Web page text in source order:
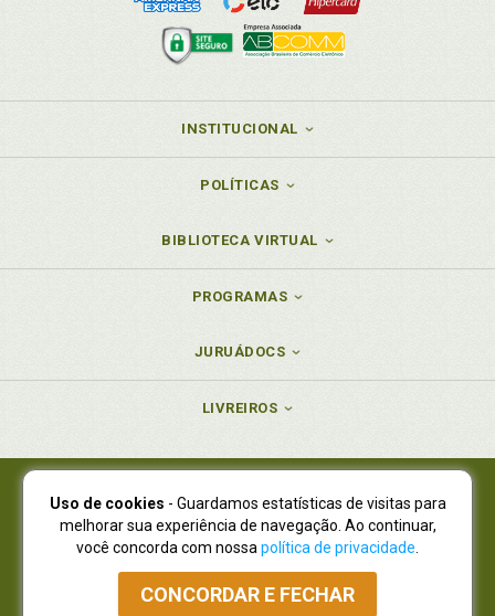
INSTITUCIONAL
POLÍTICAS
BIBLIOTECA VIRTUAL
PROGRAMAS
JURUÁDOCS
LIVREIROS
Juruá Editora Ltda., CNPJ 77.535.508/0001-19
Juruá Informática Ltda., CNPJ 01.701.561/0001-80
NOVO ENDEREÇO:R. Flávio Dallegrave, 7665, São Lourenço |
Curitiba - Paraná - CEP 82210-310
Atendimento: (41) 4009-3900|Vendas Atacado: (41) 4009-3939
Uso de cookies - Guardamos estatísticas de visitas para
melhorar sua experiência de navegação. Ao continuar,
você concorda com nossa política de privacidade
CONCORDAR E FECHAR